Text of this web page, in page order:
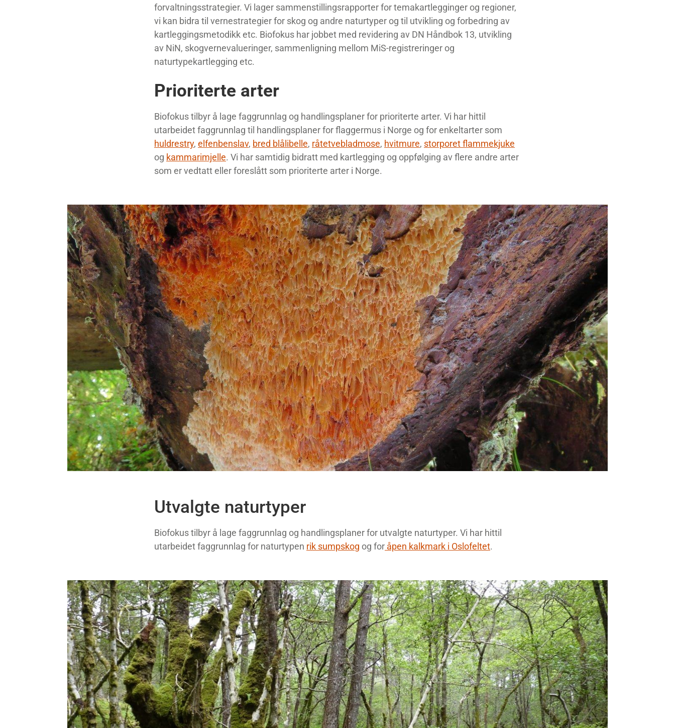
forvaltningsstrategier. Vi lager sammenstillingsrapporter for temakartlegginger og regioner,
vi kan bidra til vernestrategier for skog og andre naturtyper og til utvikling og forbedring av
kartleggingsmetodikk etc. Biofokus har jobbet med revidering av DN Håndbok 13, utvikling
av NiN, skogvernevalueringer, sammenligning mellom MiS-registreringer og
naturtypekartlegging etc.
Prioriterte arter
Biofokus tilbyr å lage faggrunnlag og handlingsplaner for prioriterte arter. Vi har hittil
utarbeidet faggrunnlag til handlingsplaner for flaggermus i Norge og for enkeltarter som
huldrestry, elfenbenslav, bred blålibelle, råtetvebladmose, hvitmure, storporet flammekjuke
og kammarimjelle. Vi har samtidig bidratt med kartlegging og oppfølging av flere andre arter
som er vedtatt eller foreslått som prioriterte arter i Norge.
Utvalgte naturtyper
Biofokus tilbyr å lage faggrunnlag og handlingsplaner for utvalgte naturtyper. Vi har hittil
utarbeidet faggrunnlag for naturtypen rik sumpskog og for åpen kalkmark i Oslofeltet.